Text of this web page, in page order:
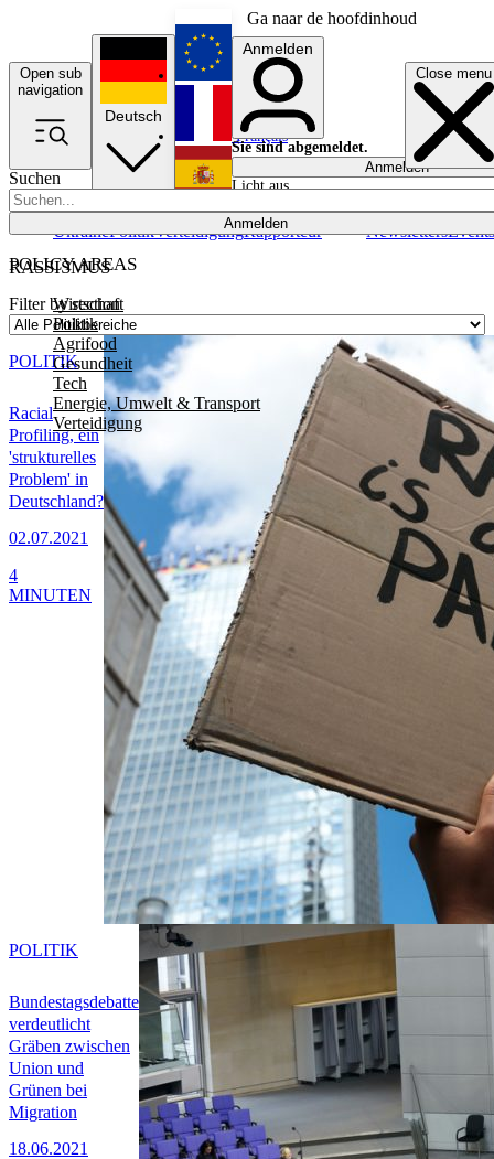
Ga naar de hoofdinhoud
Open sub
navigation
Close menu
Suchen
Anmelden
POLICY AREAS
Wirtschaft
Politik
Agrifood
Gesundheit
Tech
Energie, Umwelt & Transport
Verteidigung
UkrainePolitikVerteidigungRapporteur NewslettersEvents
Deutsch
English
Français
Anmelden
Sie sind abgemeldet.
Anmelden
Licht aus
RASSISMUS
Filter by section
Racial
Profiling, ein
'strukturelles
Problem' in
Deutschland?
02.07.2021
POLITIK
4
MINUTEN
Bundestagsdebatte
verdeutlicht
Gräben zwischen
Union und
Grünen bei
Migration
18.06.2021
POLITIK